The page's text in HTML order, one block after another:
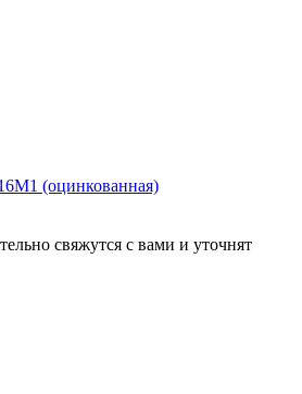
(оцинкованная)
свяжутся с вами и уточнят